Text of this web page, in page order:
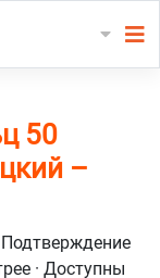
50
–
· Доступны